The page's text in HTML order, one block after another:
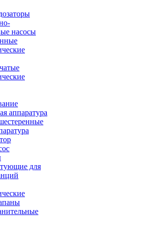
насосы
аппаратура
для